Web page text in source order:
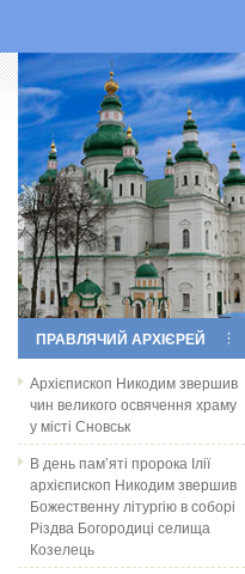
ПРАВЛЯЧИЙ АРХІЄРЕЙ
Архієпископ Никодим звершив
чин великого освячення храму
у місті Сновськ
В день пам’яті пророка Ілії
архієпископ Никодим звершив
Божественну літургію в соборі
Різдва Богородиці селища
Козелець